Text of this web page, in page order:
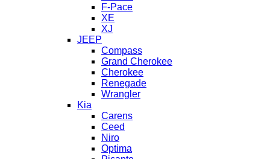
F-Pace
XE
XJ
JEEP
Compass
Grand Cherokee
Cherokee
Renegade
Wrangler
Kia
Carens
Ceed
Niro
Optima